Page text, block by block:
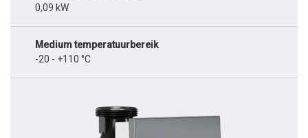
0,09 kW
Medium temperatuurbereik
-20 - +110 °C